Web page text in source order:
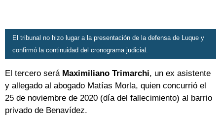
El tribunal no hizo lugar a la presentación de la defensa de Luque y
confirmó la continuidad del cronograma judicial.
El tercero seráMaximiliano Trimarchi, un ex asistente
y allegado al abogado Matías Morla, quien concurrió el
25 de noviembre de 2020 (día del fallecimiento) al barrio
privado de Benavídez.